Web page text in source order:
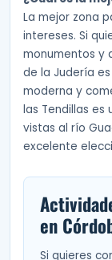
La mejor zona
intereses. Si
monumentos y
de la Judería
moderna y
las Tendillas es
vistas al río
excelente
en
Si quieres